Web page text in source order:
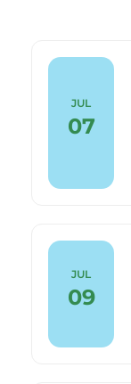
JUL
07
JUL
09